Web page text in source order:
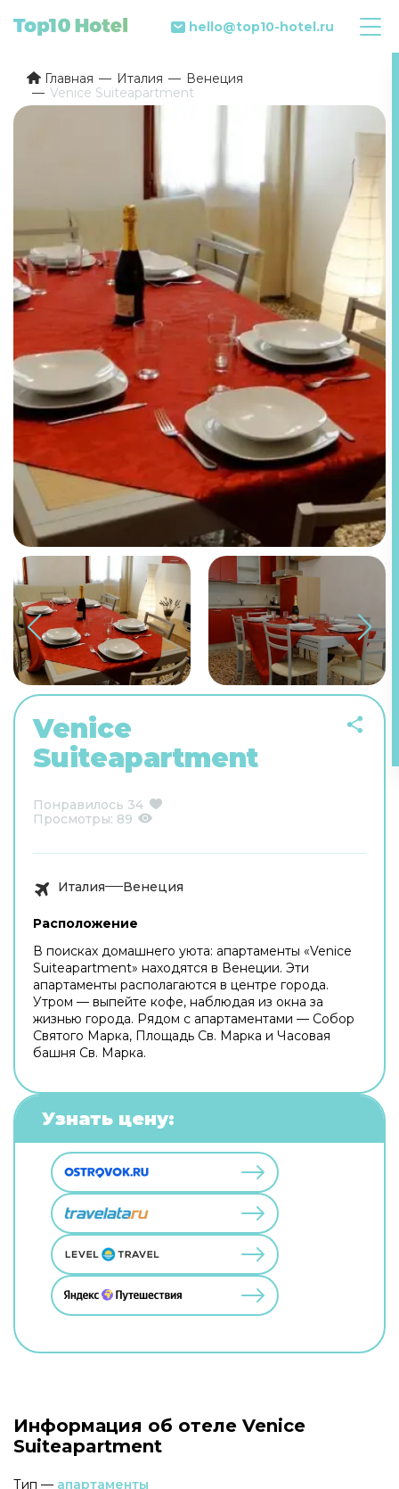
hello@top10-hotel.ru
Главная Италия
Венеция
Venice Suiteapartment
Venice
Suiteapartment
Понравилось 34
Просмотры: 89
Италия Венеция
Расположение
В поисках домашнего уюта: апартаменты «Venice
Suiteapartment» находятся в Венеции. Эти
апартаменты располагаются в центре города.
Утром — выпейте кофе, наблюдая из окна за
жизнью города. Рядом с апартаментами — Собор
Святого Марка, Площадь Св. Марка и Часовая
башня Св. Марка.
Узнать цену:
Информация об отеле Venice
Suiteapartment
Тип — апартаменты